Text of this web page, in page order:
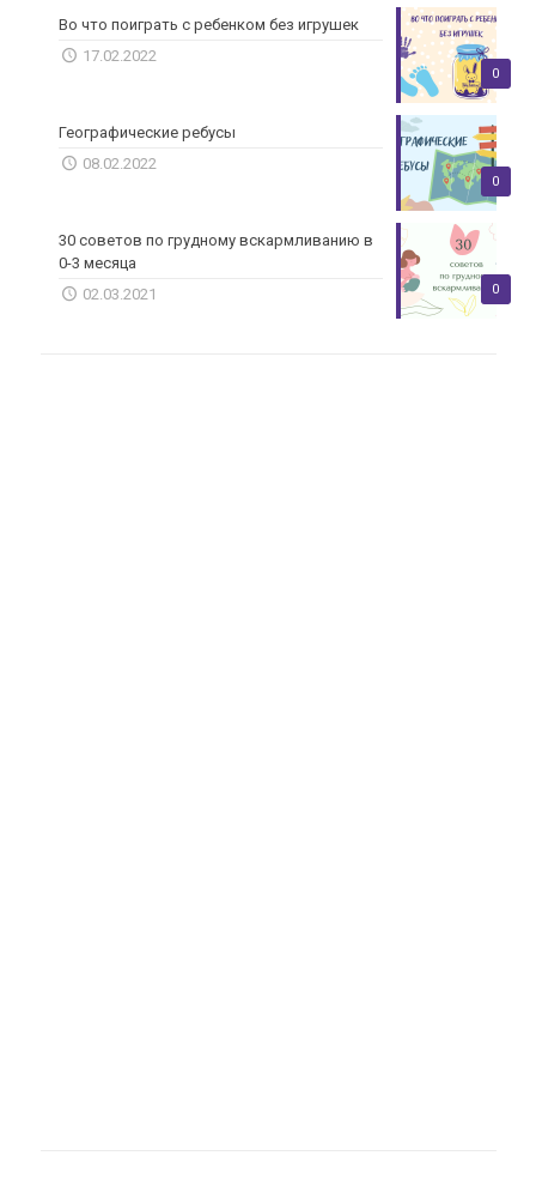
0
Во что поиграть с ребенком без игрушек
17.02.2022
0
Географические ребусы
08.02.2022
0
30 советов по грудному вскармливанию в
0-3 месяца
02.03.2021